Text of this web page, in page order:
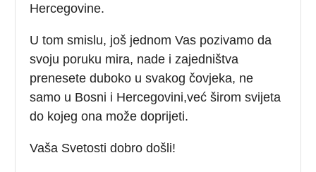
Hercegovine.
U tom smislu, još jednom Vas pozivamo da
svoju poruku mira, nade i zajedništva
prenesete duboko u svakog čovjeka, ne
samo u Bosni i Hercegovini,već širom svijeta
do kojeg ona može doprijeti.
Vaša Svetosti dobro došli!